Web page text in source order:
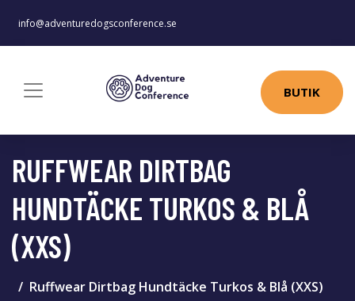
info@adventuredogsconference.se
BUTIK
RUFFWEAR DIRTBAG
HUNDTÄCKE TURKOS & BLÅ
(XXS)
Ruffwear Dirtbag Hundtäcke Turkos & Blå (XXS)